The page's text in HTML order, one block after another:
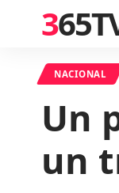
NACIONAL
Un
un